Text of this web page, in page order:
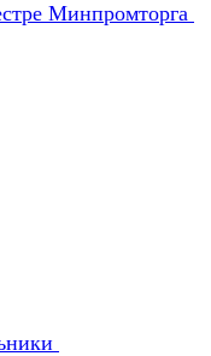
Минпромторга